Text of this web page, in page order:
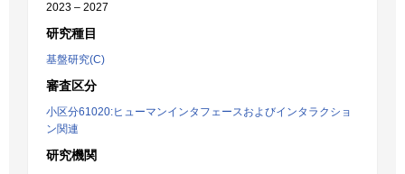
2023 – 2027
研究種目
基盤研究(C)
審査区分
小区分61020:ヒューマンインタフェースおよびインタラクショ
ン関連
研究機関